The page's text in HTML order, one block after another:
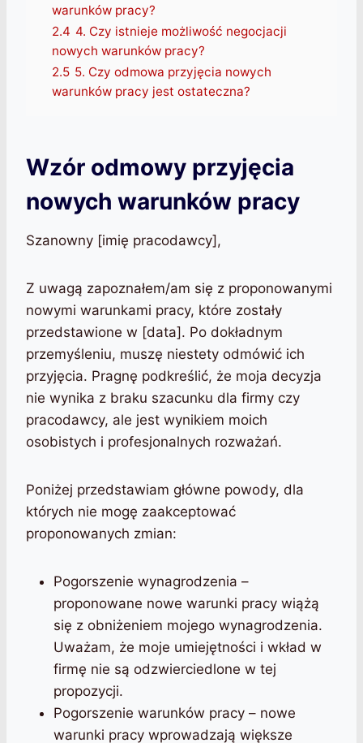
warunków pracy?
2.4 4. Czy istnieje możliwość negocjacji
nowych warunków pracy?
2.5 5. Czy odmowa przyjęcia nowych
warunków pracy jest ostateczna?
Wzór odmowy przyjęcia
nowych warunków pracy
Szanowny [imię pracodawcy],
Z uwagą zapoznałem/am się z proponowanymi
nowymi warunkami pracy, które zostały
przedstawione w [data]. Po dokładnym
przemyśleniu, muszę niestety odmówić ich
przyjęcia. Pragnę podkreślić, że moja decyzja
nie wynika z braku szacunku dla firmy czy
pracodawcy, ale jest wynikiem moich
osobistych i profesjonalnych rozważań.
Poniżej przedstawiam główne powody, dla
których nie mogę zaakceptować
proponowanych zmian:
Pogorszenie wynagrodzenia –
proponowane nowe warunki pracy wiążą
się z obniżeniem mojego wynagrodzenia.
Uważam, że moje umiejętności i wkład w
firmę nie są odzwierciedlone w tej
propozycji.
Pogorszenie warunków pracy – nowe
warunki pracy wprowadzają większe